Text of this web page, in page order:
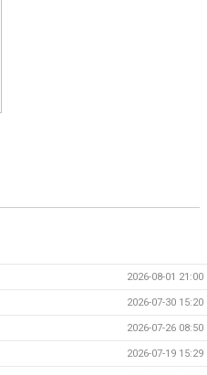
2026-08-01 21:00
2026-07-30 15:20
2026-07-26 08:50
2026-07-19 15:29